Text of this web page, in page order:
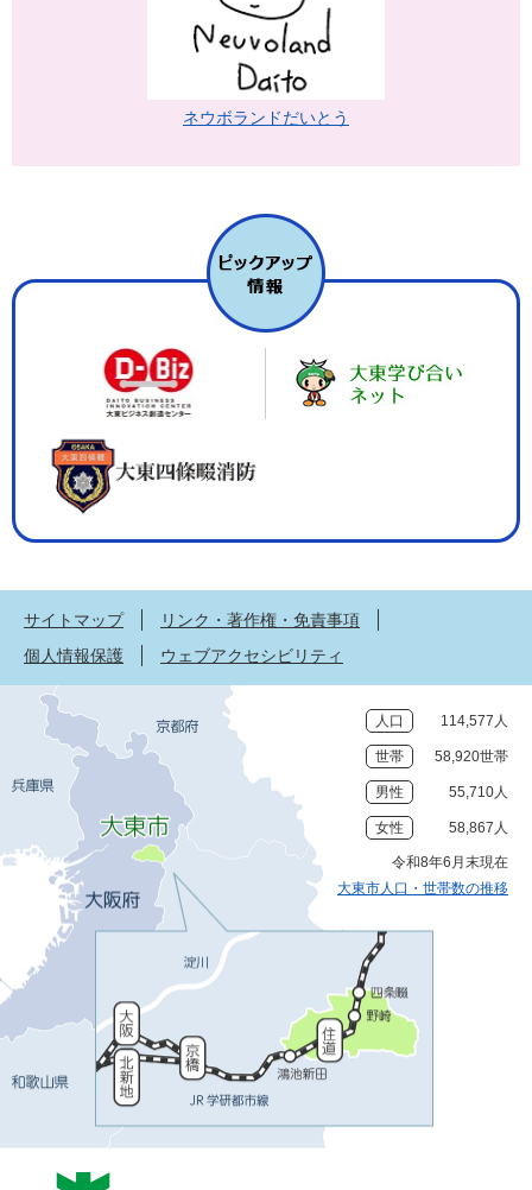
ネウボランドだいとう
サイトマップ
リンク・著作権・免責事項
個人情報保護
ウェブアクセシビリティ
人口 114,577人
世帯 58,920世帯
男性 55,710人
女性 58,867人
令和8年6月末現在
大東市人口・世帯数の推移